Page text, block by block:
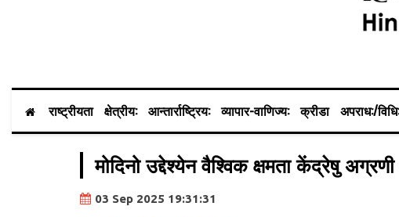
राष्ट्रीयता क्षेत्रीय: आन्तार्राष्ट्रिय: व्यापार-वाणिज्य: क्रीडा अपराध:/विधि:
मोदिनो उद्देश्येन वैश्विक क्षमता केंद्रेषु
03 Sep 2025 19:31:31